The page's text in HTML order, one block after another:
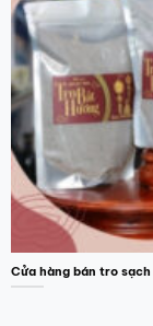
Cửa hàng bán tro